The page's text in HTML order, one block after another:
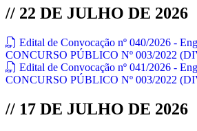
// 22 DE JULHO DE 2026
Edital de Convocação nº 040/2026 -
CONCURSO PÚBLICO Nº 003/2022
Edital de Convocação nº 041/2026 -
CONCURSO PÚBLICO Nº 003/2022
// 17 DE JULHO DE 2026